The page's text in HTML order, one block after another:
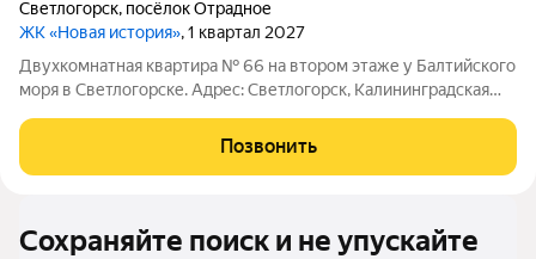
Светлогорск, посёлок Отрадное
ЖК «Новая история», 1 квартал 2027
Двухкомнатная квартира № 66 на втором этаже у Балтийского
моря в Светлогорске. Адрес: Светлогорск, Калининградская
двухкомнатная квартира на втором этаже пятиэтажного дома
с современной планировкой.
Позвонить
Сохраняйте поиск и не упускайте